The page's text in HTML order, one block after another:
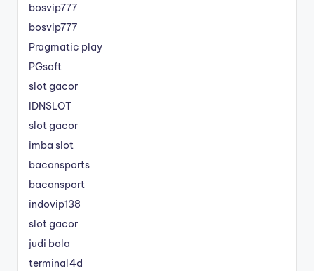
bosvip777
bosvip777
Pragmatic play
PGsoft
slot gacor
IDNSLOT
slot gacor
imba slot
bacansports
bacansport
indovip138
slot gacor
judi bola
terminal4d